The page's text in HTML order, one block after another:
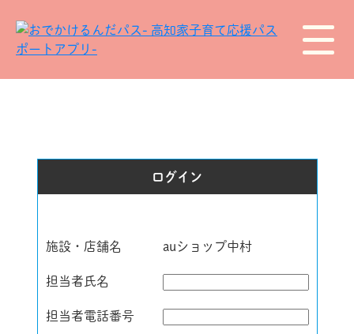
ログイン
施設・店舗名 auショップ中村
担当者氏名
担当者電話番号